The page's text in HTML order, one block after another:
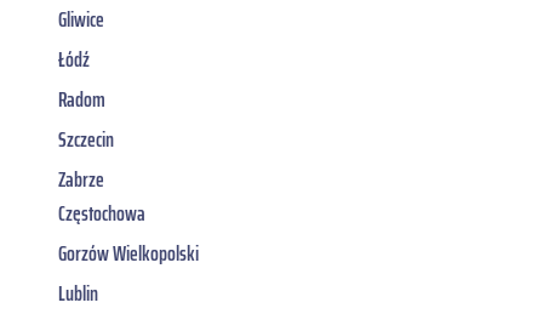
Gliwice
Łódź
Radom
Szczecin
Zabrze
Częstochowa
Gorzów Wielkopolski
Lublin